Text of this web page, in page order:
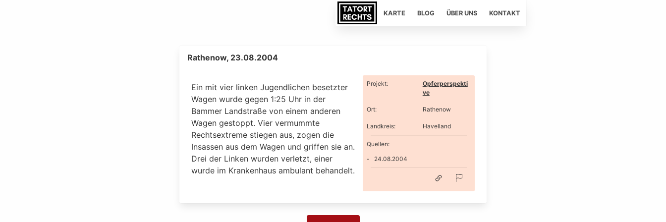
KARTE BLOG ÜBER UNS KONTAKT
Rathenow, 23.08.2004
Ein mit vier linken Jugendlichen besetzter
Wagen wurde gegen 1:25 Uhr in der
Bammer Landstraße von einem anderen
Wagen gestoppt. Vier vermummte
Rechtsextreme stiegen aus, zogen die
Insassen aus dem Wagen und griffen sie an.
Drei der Linken wurden verletzt, einer
wurde im Krankenhaus ambulant behandelt.
Projekt:
Opferperspekti
ve
Ort: Rathenow
Landkreis: Havelland
Quellen:
24.08.2004